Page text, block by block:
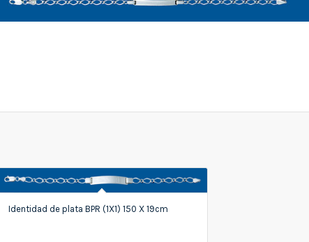
Identidad de plata BPR (1X1) 150 X 19cm